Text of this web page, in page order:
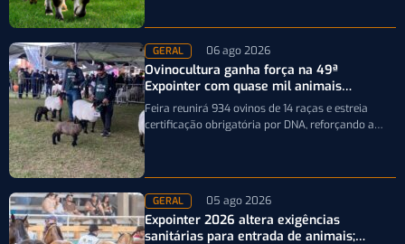
GERAL 06 ago 2026
Ovinocultura ganha força na 49ª
Expointer com quase mil animais
inscritos
Feira reunirá 934 ovinos de 14 raças e estreia
certificação obrigatória por DNA, reforçando a
GERAL 05 ago 2026
Expointer 2026 altera exigências
sanitárias para entrada de animais;